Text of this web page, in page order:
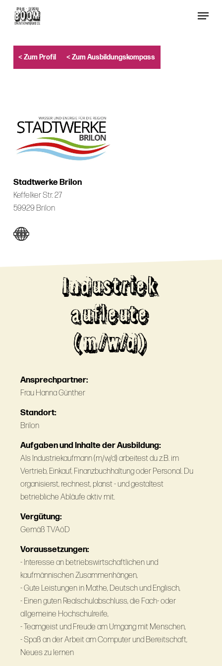
content
Menu
< Zum Profil < Zum Ausbildungskompass
Stadtwerke Brilon
Keffelker Str. 27
59929 Brilon
Industriek
aufleute
(m/w/d)
Ansprechpartner:
Frau Hanna Günther
Standort:
Brilon
Aufgaben und Inhalte der Ausbildung:
Als Industriekaufmann (m/w/d) arbeitest du z.B. im
Vertrieb, Einkauf, Finanzbuchhaltung oder Personal. Du
organisierst, rechnest, planst - und gestaltest
betriebliche Abläufe aktiv mit.
Vergütung:
Gemäß TVAöD
Voraussetzungen:
- Interesse an betriebswirtschaftlichen und
kaufmännischen Zusammenhängen,
- Gute Leistungen in Mathe, Deutsch und Englisch,
- Einen guten Realschulabschluss, die Fach- oder
allgemeine Hochschulreife,
- Teamgeist und Freude am Umgang mit Menschen,
- Spaß an der Arbeit am Computer und Bereitschaft,
Neues zu lernen